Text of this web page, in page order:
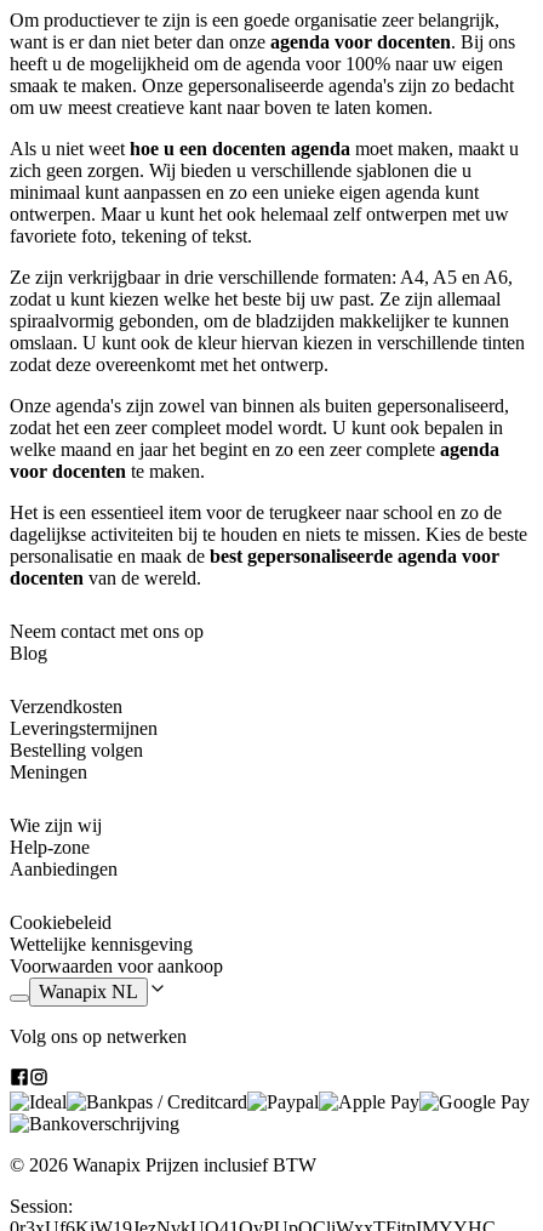
Om productiever te zijn is een goede organisatie zeer belangrijk,
want is er dan niet beter dan onze agenda voor docenten. Bij ons
heeft u de mogelijkheid om de agenda voor 100% naar uw eigen
smaak te maken. Onze gepersonaliseerde agenda's zijn zo bedacht
om uw meest creatieve kant naar boven te laten komen.
Als u niet weet hoe u een docenten agenda moet maken, maakt u
zich geen zorgen. Wij bieden u verschillende sjablonen die u
minimaal kunt aanpassen en zo een unieke eigen agenda kunt
ontwerpen. Maar u kunt het ook helemaal zelf ontwerpen met uw
favoriete foto, tekening of tekst.
Ze zijn verkrijgbaar in drie verschillende formaten: A4, A5 en A6,
zodat u kunt kiezen welke het beste bij uw past. Ze zijn allemaal
spiraalvormig gebonden, om de bladzijden makkelijker te kunnen
omslaan. U kunt ook de kleur hiervan kiezen in verschillende tinten
zodat deze overeenkomt met het ontwerp.
Onze agenda's zijn zowel van binnen als buiten gepersonaliseerd,
zodat het een zeer compleet model wordt. U kunt ook bepalen in
welke maand en jaar het begint en zo een zeer complete agenda
voor docenten te maken.
Het is een essentieel item voor de terugkeer naar school en zo de
dagelijkse activiteiten bij te houden en niets te missen. Kies de beste
personalisatie en maak de best gepersonaliseerde agenda voor
docenten van de wereld.
Neem contact met ons op
Blog
Verzendkosten
Leveringstermijnen
Bestelling volgen
Meningen
Wie zijn wij
Help-zone
Aanbiedingen
Cookiebeleid
Wettelijke kennisgeving
Voorwaarden voor aankoop
Wanapix NL
Volg ons op netwerken
© 2026 Wanapix Prijzen inclusief BTW
Session: